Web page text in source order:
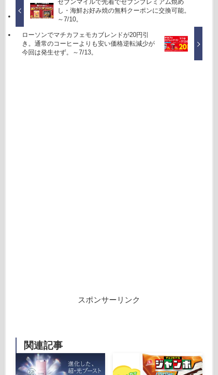
セブンマイルで先着でセブンプレミアム焼め
し・海鮮お好み焼の無料クーポンに交換可能。
～7/10。
ローソンでマチカフェモカブレンドが20円引
き。通常のコーヒーよりも安い価格逆転減少が
今回は発生せず。～7/13。
スポンサーリンク
関連記事